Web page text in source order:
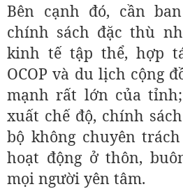
Bên cạnh đó, cần
chính sách đặc thù
kinh tế tập thể, hợp
OCOP và du lịch cộng
mạnh rất lớn của
xuất chế độ, chính
bộ không chuyên
hoạt động ở thôn,
mọi người yên tâm.